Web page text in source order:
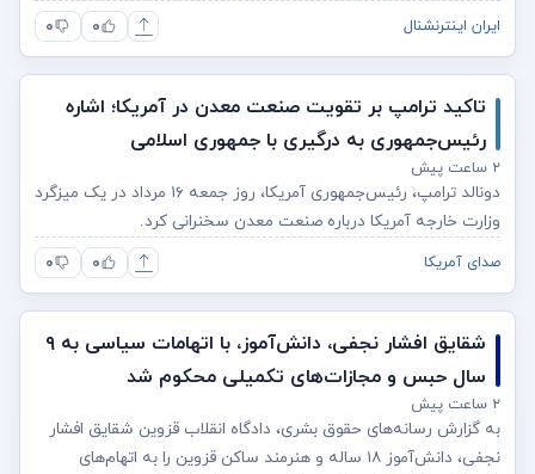
ایران اینترنشنال ۰ ۰
تاکید ترامپ بر تقویت صنعت معدن در آمریکا؛ اشاره
رئیس‌جمهوری به درگیری با جمهوری اسلامی
۲ ساعت پیش
دونالد ترامپ، رئیس‌جمهوری آمریکا، روز جمعه ۱۶ مرداد در یک میزگرد
وزارت خارجه آمریکا درباره صنعت معدن سخنرانی کرد.
صدای آمریکا ۰ ۰
شقایق افشار نجفی، دانش‌آموز، با اتهامات سیاسی به ۹
سال حبس و مجازات‌های تکمیلی محکوم شد
۲ ساعت پیش
به گزارش رسانه‌های حقوق بشری، دادگاه انقلاب قزوین شقایق افشار
نجفی، دانش‌آموز ۱۸ ساله و هنرمند ساکن قزوین را به اتهام‌های